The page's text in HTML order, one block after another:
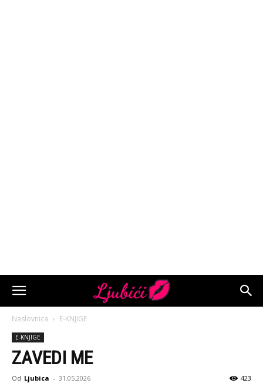
Naslovnica E-KNJIGE
E-KNJIGE
ZAVEDI ME
Od Ljubica - 31.05.2026 423